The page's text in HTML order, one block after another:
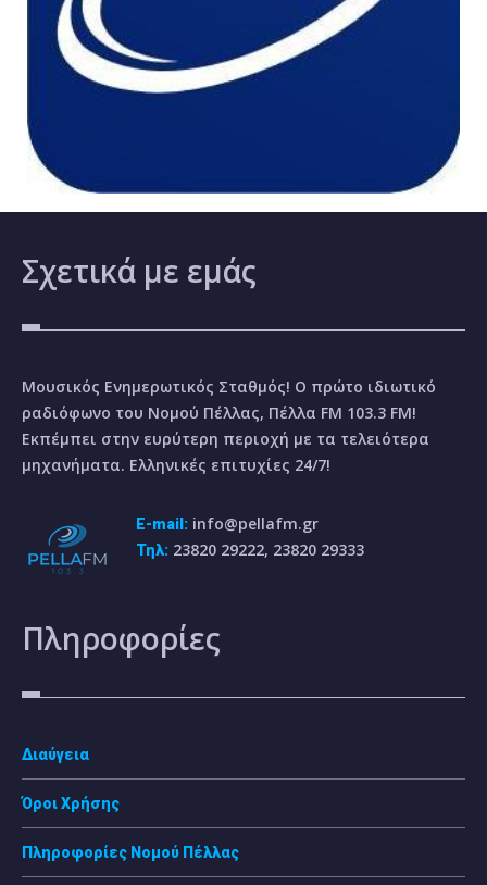
Σχετικά με εμάς
Μουσικός Ενημερωτικός Σταθμός! Ο πρώτο ιδιωτικό
ραδιόφωνο του Νομού Πέλλας, Πέλλα FM 103.3 FM!
Εκπέμπει στην ευρύτερη περιοχή με τα τελειότερα
μηχανήματα. Ελληνικές επιτυχίες 24/7!
E-mail: info@pellafm.gr
Τηλ: 23820 29222, 23820 29333
Πληροφορίες
Διαύγεια
Όροι Χρήσης
Πληροφορίες Νομού Πέλλας